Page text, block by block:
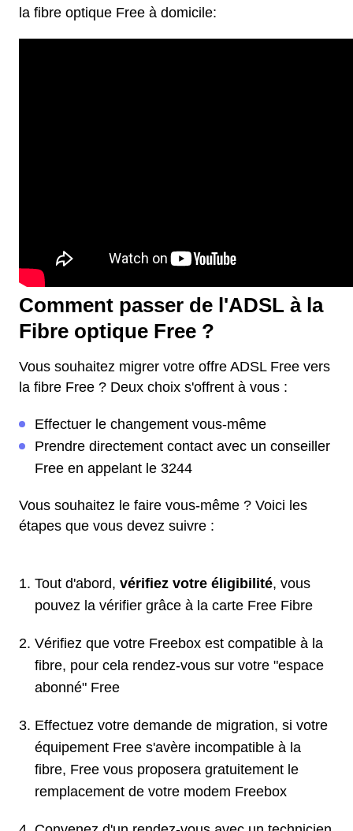
la fibre optique Free à domicile:
Comment passer de l'ADSL à la
Fibre optique Free ?
Vous souhaitez migrer votre offre ADSL Free vers
la fibre Free ? Deux choix s'offrent à vous :
Effectuer le changement vous-même
Prendre directement contact avec un conseiller
Free en appelant le 3244
Vous souhaitez le faire vous-même ? Voici les
étapes que vous devez suivre :
Tout d'abord, vérifiez votre éligibilité, vous
pouvez la vérifier grâce à la carte Free Fibre
Vérifiez que votre Freebox est compatible à la
fibre, pour cela rendez-vous sur votre "espace
abonné" Free
Effectuez votre demande de migration, si votre
équipement Free s'avère incompatible à la
fibre, Free vous proposera gratuitement le
remplacement de votre modem Freebox